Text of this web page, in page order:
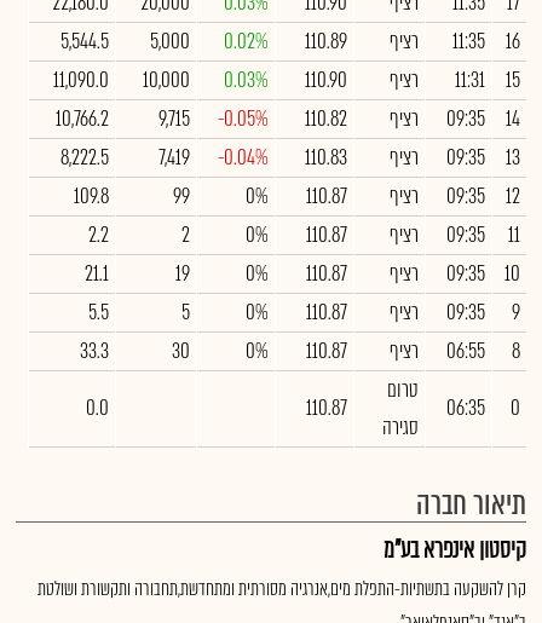
16
11:35 רציף 110.89
0.02%
5,000
5,544.5
15
11:31 רציף 110.90
0.03%
10,000
11,090.0
14
09:35 רציף 110.82
-0.05%
9,715
10,766.2
13
09:35 רציף 110.83
-0.04%
7,419
8,222.5
12
09:35 רציף 110.87
0%
99
109.8
11
09:35 רציף 110.87
0%
2
2.2
10
09:35 רציף 110.87
0%
19
21.1
9
09:35 רציף 110.87
0%
5
5.5
8
06:55 רציף 110.87
0%
30
33.3
0
06:35
טרום
סגירה
110.87
0.0
תיאור חברה
קיסטון אינפרא בע"מ
קרן להשקעה בתשתיות-התפלת מים,אנרגיה מסורתית ומתחדשת,תחבורה ותקשורת ושולטת